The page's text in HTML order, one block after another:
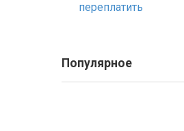
переплатить
Популярное